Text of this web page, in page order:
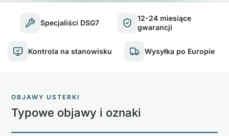
Specjaliści DSG7
12-24 miesiące
gwarancji
Kontrola na stanowisku Wysyłka po Europie
OBJAWY USTERKI
Typowe objawy i oznaki